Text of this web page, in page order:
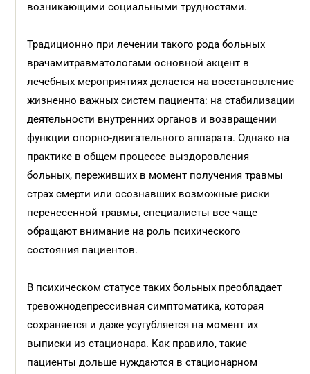
возникающими социальными трудностями.
Традиционно при лечении такого рода больных
врачамитравматологами основной акцент в
лечебных мероприятиях делается на восстановление
жизненно важных систем пациента: на стабилизации
деятельности внутренних органов и возвращении
функции опорно-двигательного аппарата. Однако на
практике в общем процессе выздоровления
больных, переживших в момент получения травмы
страх смерти или осознавших возможные риски
перенесенной травмы, специалисты все чаще
обращают внимание на роль психического
состояния пациентов.
В психическом статусе таких больных преобладает
тревожнодепрессивная симптоматика, которая
сохраняется и даже усугубляется на момент их
выписки из стационара. Как правило, такие
пациенты дольше нуждаются в стационарном